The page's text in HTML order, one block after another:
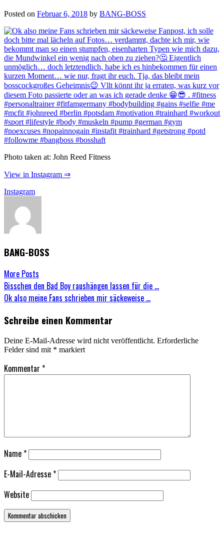
Posted on Februar 6, 2018 by BANG-BOSS
Photo taken at: John Reed Fitness
View in Instagram ⇒
Instagram
BANG-BOSS
More Posts
Post
navigation
Bisschen den Bad Boy raushängen lassen für die …
Ok also meine Fans schrieben mir säckeweise …
Schreibe einen Kommentar
Deine E-Mail-Adresse wird nicht veröffentlicht. Erforderliche
Felder sind mit * markiert
Kommentar *
Name*
E-Mail-Adresse*
Website